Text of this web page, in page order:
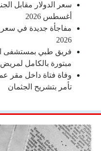
أغسطس 2026
2026
فريق طبي بمستشفى
مبتورة بالكامل لمريض
وفاة فتاة داخل مقر
تأمر بتشريح الجثمان